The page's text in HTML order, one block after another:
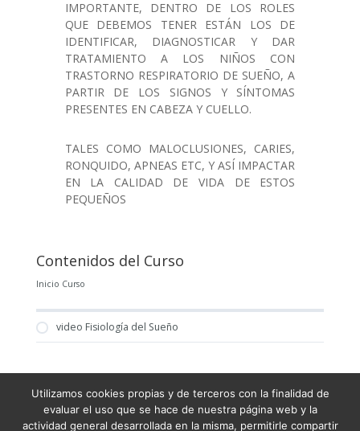
IMPORTANTE, DENTRO DE LOS ROLES
QUE DEBEMOS TENER ESTÁN LOS DE
IDENTIFICAR, DIAGNOSTICAR Y DAR
TRATAMIENTO A LOS NIÑOS CON
TRASTORNO RESPIRATORIO DE SUEÑO, A
PARTIR DE LOS SIGNOS Y SÍNTOMAS
PRESENTES EN CABEZA Y CUELLO.
TALES COMO MALOCLUSIONES, CARIES,
RONQUIDO, APNEAS ETC, Y ASÍ IMPACTAR
EN LA CALIDAD DE VIDA DE ESTOS
PEQUEÑOS
Contenidos del Curso
Inicio Curso
video Fisiología del Sueño
Condiciones Generales de Venta
Términos y condiciones
Utilizamos cookies propias y de terceros con la finalidad de
evaluar el uso que se hace de nuestra página web y la
actividad general desarrollada en la misma, permitirle compartir